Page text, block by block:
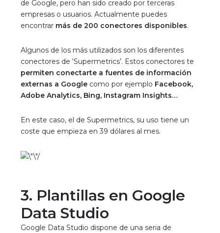
de Google, pero han sido creado por terceras
empresas o usuarios. Actualmente puedes
encontrar más de 200 conectores disponibles.
Algunos de los más utilizados son los diferentes
conectores de ‘Supermetrics’. Estos conectores te
permiten conectarte a fuentes de información
externas a Googlecomo por ejemplo Facebook,
Adobe Analytics, Bing, Instagram Insights…
En este caso, el de Supermetrics, su uso tiene un
coste que empieza en 39 dólares al mes.
3. Plantillas en Google
Data Studio
Google Data Studio dispone de una seria de